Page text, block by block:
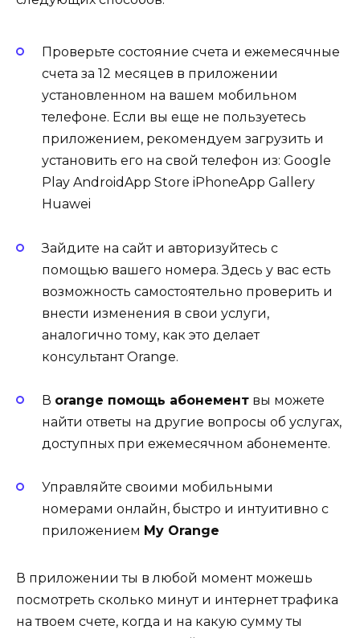
Проверьте состояние счета и ежемесячные
счета за 12 месяцев в приложении
установленном на вашем мобильном
телефоне. Если вы еще не пользуетесь
приложением, рекомендуем загрузить и
установить его на свой телефон из: Google
Play AndroidApp Store iPhoneApp Gallery
Huawei
Зайдите на сайт и авторизуйтесь с
помощью вашего номера. Здесь у вас есть
возможность самостоятельно проверить и
внести изменения в свои услуги,
аналогично тому, как это делает
консультант Orange.
В orange помощь абонемент вы можете
найти ответы на другие вопросы об услугах,
доступных при ежемесячном абонементе.
Управляйте своими мобильными
номерами онлайн, быстро и интуитивно с
приложением My Orange
В приложении ты в любой момент можешь
посмотреть сколько минут и интернет трафика
на твоем счете, когда и на какую сумму ты